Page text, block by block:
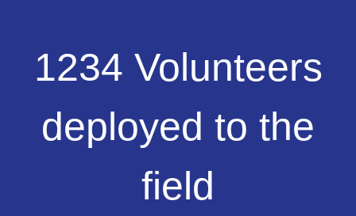
Volunteers
field
1234 Volunteers
deployed to the
field